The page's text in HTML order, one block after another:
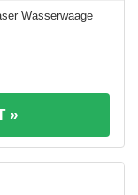
Wasserwaage
»